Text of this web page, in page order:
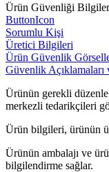
Ürün Güvenliği
ButtonIcon
Sorumlu Kişi
Üretici Bilgileri
Ürün Güvenlik
Güvenlik Açıklamaları
Ürünün gerekli
merkezli tedarikçileri
Ürün bilgileri, ürünün
Ürünün ambalajı ve
bilgilendirme sağlar.